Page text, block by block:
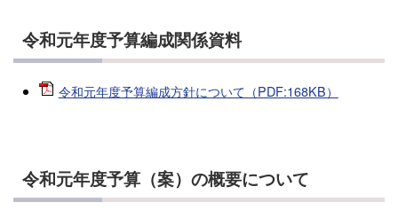
令和元年度予算編成関係資料
令和元年度予算編成方針について（PDF:168KB）
令和元年度予算（案）の概要について